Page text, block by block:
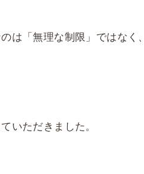
は「無理な制限」ではなく、
いただきました。